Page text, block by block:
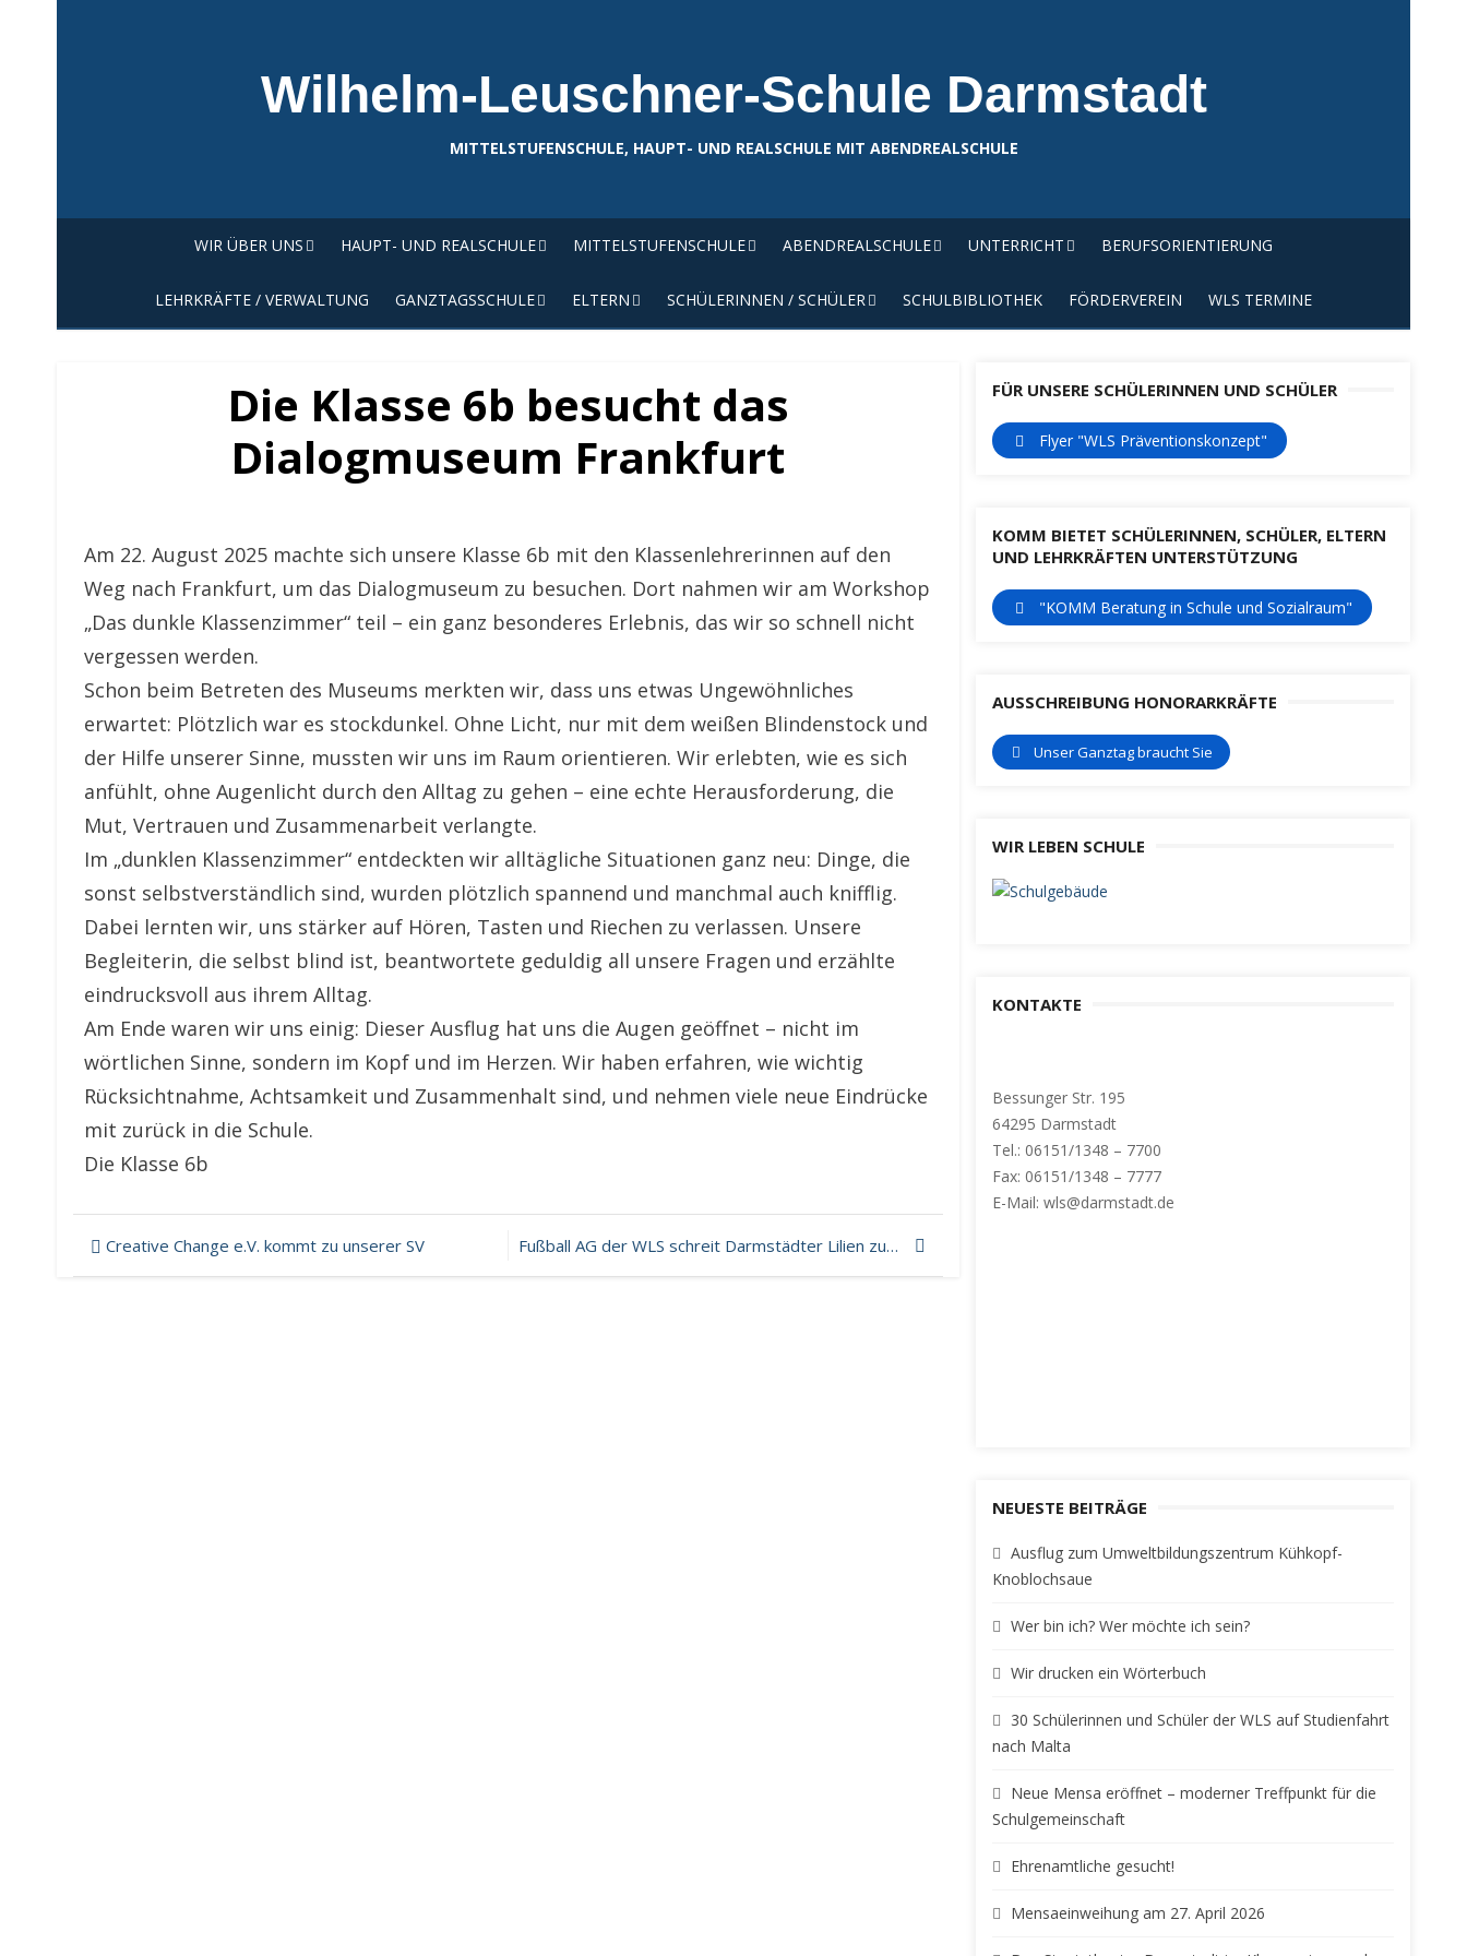
Wilhelm-Leuschner-Schule Darmstadt
MITTELSTUFENSCHULE, HAUPT- UND REALSCHULE MIT ABENDREALSCHULE
WIR ÜBER UNS HAUPT- UND REALSCHULE MITTELSTUFENSCHULE ABENDREALSCHULE UNTERRICHT BERUFSORIENTIERUNG
LEHRKRÄFTE / VERWALTUNG GANZTAGSSCHULE ELTERN SCHÜLERINNEN / SCHÜLER SCHULBIBLIOTHEK FÖRDERVEREIN WLS TERMINE
Die Klasse 6b besucht das
Dialogmuseum Frankfurt
Am 22. August 2025 machte sich unsere Klasse 6b mit den Klassenlehrerinnen auf den
Weg nach Frankfurt, um das Dialogmuseum zu besuchen. Dort nahmen wir am Workshop
„Das dunkle Klassenzimmer“ teil – ein ganz besonderes Erlebnis, das wir so schnell nicht
vergessen werden.
Schon beim Betreten des Museums merkten wir, dass uns etwas Ungewöhnliches
erwartet: Plötzlich war es stockdunkel. Ohne Licht, nur mit dem weißen Blindenstock und
der Hilfe unserer Sinne, mussten wir uns im Raum orientieren. Wir erlebten, wie es sich
anfühlt, ohne Augenlicht durch den Alltag zu gehen – eine echte Herausforderung, die
Mut, Vertrauen und Zusammenarbeit verlangte.
Im „dunklen Klassenzimmer“ entdeckten wir alltägliche Situationen ganz neu: Dinge, die
sonst selbstverständlich sind, wurden plötzlich spannend und manchmal auch knifflig.
Dabei lernten wir, uns stärker auf Hören, Tasten und Riechen zu verlassen. Unsere
Begleiterin, die selbst blind ist, beantwortete geduldig all unsere Fragen und erzählte
eindrucksvoll aus ihrem Alltag.
Am Ende waren wir uns einig: Dieser Ausflug hat uns die Augen geöffnet – nicht im
wörtlichen Sinne, sondern im Kopf und im Herzen. Wir haben erfahren, wie wichtig
Rücksichtnahme, Achtsamkeit und Zusammenhalt sind, und nehmen viele neue Eindrücke
mit zurück in die Schule.
Die Klasse 6b
Beitragsnavigation
Creative Change e.V. kommt zu unserer SV Fußball AG der WLS schreit Darmstädter Lilien zum Spielgewinn
FÜR UNSERE SCHÜLERINNEN UND SCHÜLER
Flyer "WLS Präventionskonzept"
KOMM BIETET SCHÜLERINNEN, SCHÜLER, ELTERN
UND LEHRKRÄFTEN UNTERSTÜTZUNG
"KOMM Beratung in Schule und Sozialraum"
AUSSCHREIBUNG HONORARKRÄFTE
Unser Ganztag braucht Sie
WIR LEBEN SCHULE
KONTAKTE
Bessunger Str. 195
64295 Darmstadt
Tel.: 06151/1348 – 7700
Fax: 06151/1348 – 7777
E-Mail: wls@darmstadt.de
NEUESTE BEITRÄGE
Ausflug zum Umweltbildungszentrum Kühkopf-
Knoblochsaue
Wer bin ich? Wer möchte ich sein?
Wir drucken ein Wörterbuch
30 Schülerinnen und Schüler der WLS auf Studienfahrt
nach Malta
Neue Mensa eröffnet – moderner Treffpunkt für die
Schulgemeinschaft
Ehrenamtliche gesucht!
Mensaeinweihung am 27. April 2026